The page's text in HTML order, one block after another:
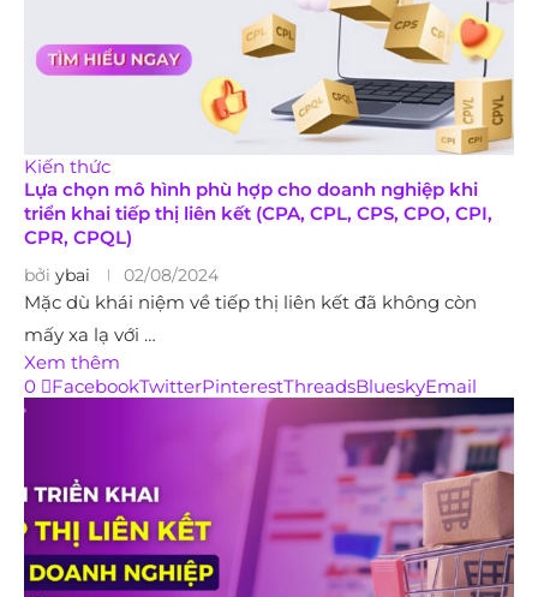
Kiến thức
Lựa chọn mô hình phù hợp cho doanh nghiệp khi
triển khai tiếp thị liên kết (CPA, CPL, CPS, CPO, CPI,
CPR, CPQL)
bởi ybai 02/08/2024
Mặc dù khái niệm về tiếp thị liên kết đã không còn
mấy xa lạ với …
Xem thêm
0
FacebookTwitterPinterestThreadsBlueskyEmail